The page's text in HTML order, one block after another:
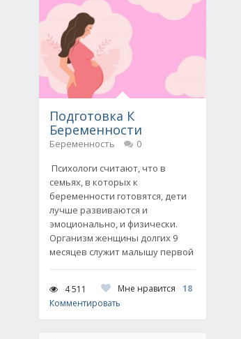
Подготовка К
Беременности
Беременность
0
Психологи считают, что в
семьях, в которых к
беременности готовятся, дети
лучше развиваются и
эмоционально, и физически.
Организм женщины долгих 9
месяцев служит малышу первой
4 511 Мне нравится
18
Комментировать